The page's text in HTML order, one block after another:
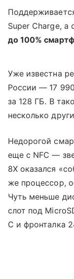
Super Charge,
до 100%
Уже известна
России — 17
за 128 ГБ. В
несколько
Недорогой
еще с NFC —
8X оказался
же процессор,
Чуть меньше
слот под
C и фронталка